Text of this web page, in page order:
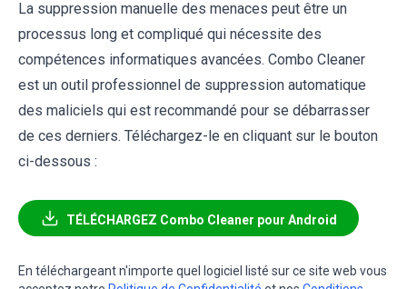
La suppression manuelle des menaces peut être un
processus long et compliqué qui nécessite des
compétences informatiques avancées. Combo Cleaner
est un outil professionnel de suppression automatique
des maliciels qui est recommandé pour se débarrasser
de ces derniers. Téléchargez-le en cliquant sur le bouton
ci-dessous :
TÉLÉCHARGEZ Combo Cleaner pour Android
En téléchargeant n'importe quel logiciel listé sur ce site web vous